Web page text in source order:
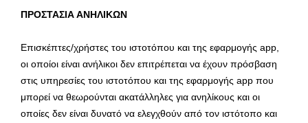
ΠΡΟΣΤΑΣΙΑ ΑΝΗΛΙΚΩΝ
Επισκέπτες/χρήστες του ιστοτόπου και της εφαρμογής app,
οι οποίοι είναι ανήλικοι δεν επιτρέπεται να έχουν πρόσβαση
στις υπηρεσίες του ιστοτόπου και της εφαρμογής app που
μπορεί να θεωρούνται ακατάλληλες για ανηλίκους και οι
οποίες δεν είναι δυνατό να ελεγχθούν από τον ιστότοπο και